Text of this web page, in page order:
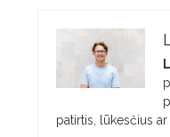
patirtis, lūkesčius